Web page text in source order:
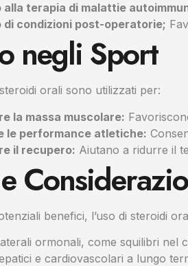
alla terapia di malattie
di condizioni post-operatorie;
negli Sport
orali sono utilizzati per:
la massa muscolare:
le performance atletiche:
il recupero: Aiutano a ridurre il
benefici, l’uso di steroidi
ormonali, come squilibri nel
e cardiovascolari a lungo